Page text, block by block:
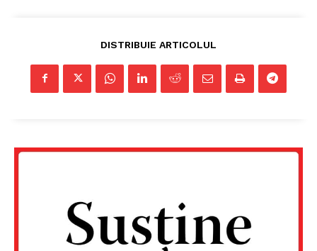
DISTRIBUIE ARTICOLUL